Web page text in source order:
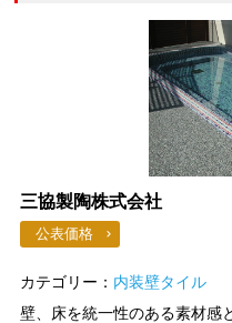
三協製陶株式会社
公表価格
カテゴリー： 内装壁タイル
壁、床を統一性のある素材感